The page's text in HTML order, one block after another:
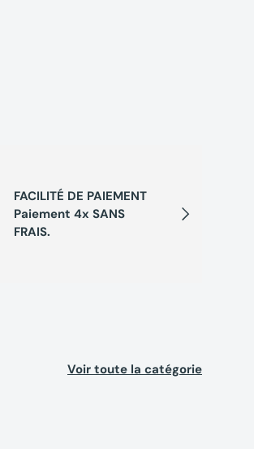
Suivant
FACILITÉ DE PAIEMENT
Paiement 4x SANS
FRAIS.
Voir toute la catégorie